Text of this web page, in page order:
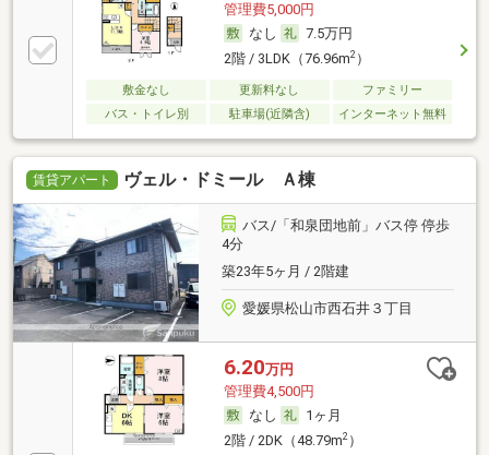
管理費5,000円
なし
7.5万円
2階 / 3LDK（76.96m2）
敷金なし 更新料なし
ファミリー
バス・トイレ別
駐車場(近隣含) インターネット無料
賃貸アパート ヴェル・ドミール Ａ棟
バス/「和泉団地前」バス停 停歩
4分
築23年5ヶ月 / 2階建
愛媛県松山市西石井３丁目
6.20万円
管理費4,500円
なし
1ヶ月
2階 / 2DK（48.79m2）